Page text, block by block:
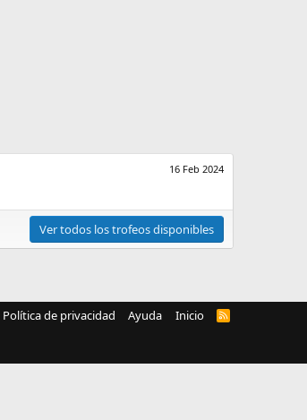
16 Feb 2024
Ver todos los trofeos disponibles
Política de privacidad Ayuda Inicio
R